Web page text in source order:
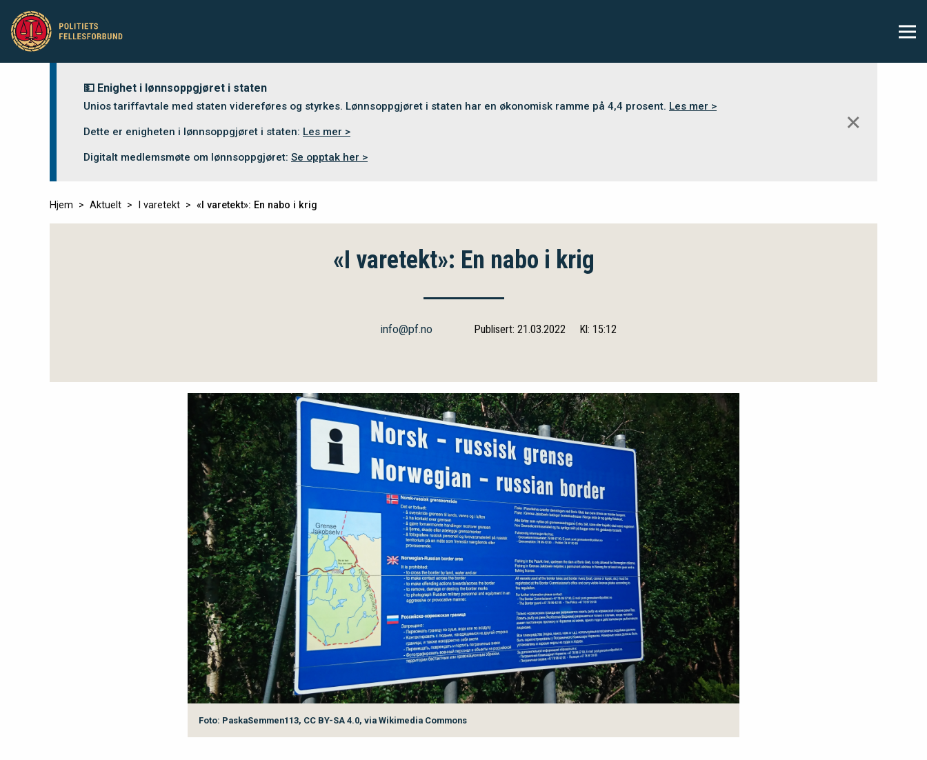
💵 Enighet i lønnsoppgjøret i staten
Unios tariffavtale med staten videreføres og styrkes. Lønnsoppgjøret i staten har en økonomisk ramme på 4,4 prosent. Les mer >
Dette er enigheten i lønnsoppgjøret i staten: Les mer >
Digitalt medlemsmøte om lønnsoppgjøret: Se opptak her >
✕
Hjem Aktuelt I varetekt «I varetekt»: En nabo i krig
«I varetekt»: En nabo i krig
info@pf.no Publisert: 21.03.2022 Kl: 15:12
Foto: PaskaSemmen113, CC BY-SA 4.0, via Wikimedia Commons